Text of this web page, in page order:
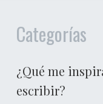
Categorías
¿Qué me
escribir?